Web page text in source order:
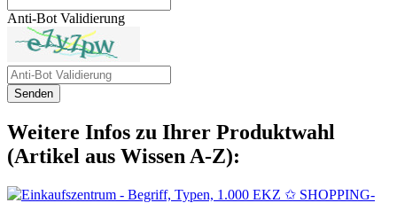
Anti-Bot Validierung
Senden
Weitere Infos zu Ihrer Produktwahl
(Artikel aus Wissen A-Z):